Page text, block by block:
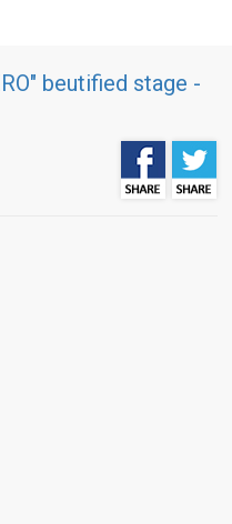
beutified stage -